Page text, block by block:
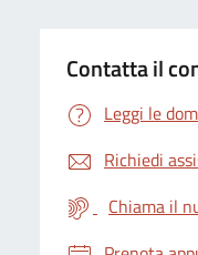
Contatta il
Leggi le
Richiedi
Chiama il